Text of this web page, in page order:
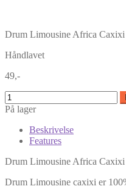
Drum Limousine Africa Caxixi
Håndlavet
49,-
På lager
Beskrivelse
Features
Drum Limousine Africa Caxixi
Drum Limousine caxixi er